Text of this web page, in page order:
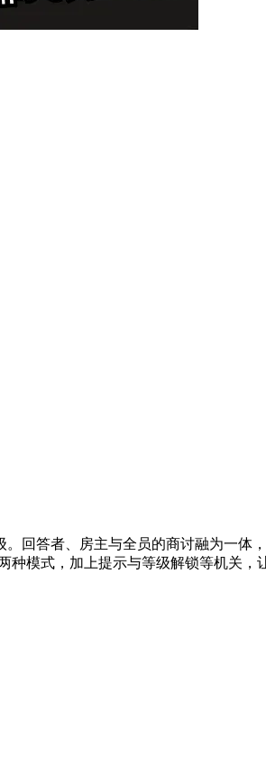
回答者、房主与全员的商讨融为一体
模式，加上提示与等级解锁等机关，